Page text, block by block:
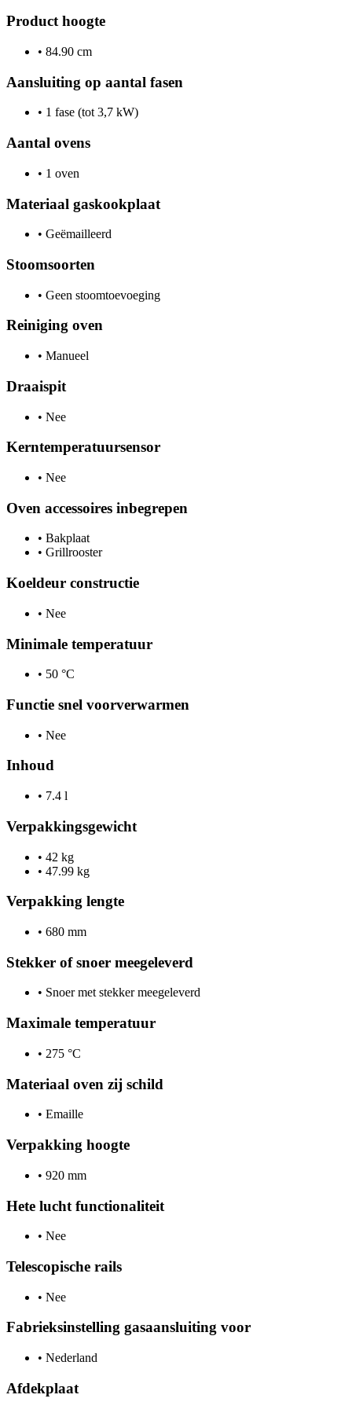
Product hoogte
• 84.90 cm
Aansluiting op aantal fasen
• 1 fase (tot 3,7 kW)
Aantal ovens
• 1 oven
Materiaal gaskookplaat
• Geëmailleerd
Stoomsoorten
• Geen stoomtoevoeging
Reiniging oven
• Manueel
Draaispit
• Nee
Kerntemperatuursensor
• Nee
Oven accessoires inbegrepen
• Bakplaat
• Grillrooster
Koeldeur constructie
• Nee
Minimale temperatuur
• 50 °C
Functie snel voorverwarmen
• Nee
Inhoud
• 7.4 l
Verpakkingsgewicht
• 42 kg
• 47.99 kg
Verpakking lengte
• 680 mm
Stekker of snoer meegeleverd
• Snoer met stekker meegeleverd
Maximale temperatuur
• 275 °C
Materiaal oven zij schild
• Emaille
Verpakking hoogte
• 920 mm
Hete lucht functionaliteit
• Nee
Telescopische rails
• Nee
Fabrieksinstelling gasaansluiting voor
• Nederland
Afdekplaat